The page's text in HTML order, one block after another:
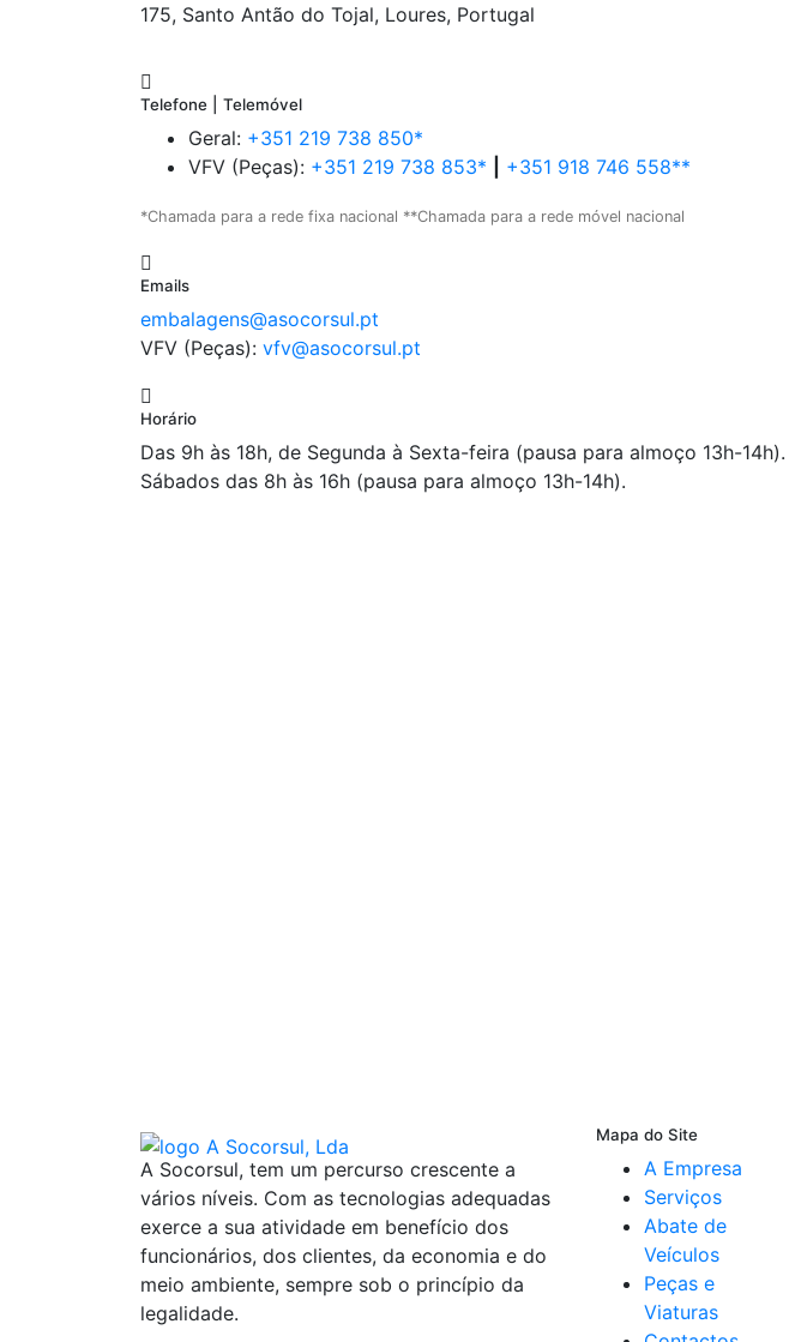
175, Santo Antão do Tojal, Loures, Portugal
Telefone | Telemóvel
Geral: +351 219 738 850*
VFV (Peças): +351 219 738 853* +351 918 746 558**
*Chamada para a rede fixa nacional **Chamada para a rede móvel nacional
Emails
embalagens@asocorsul.pt
VFV (Peças): vfv@asocorsul.pt
Horário
Das 9h às 18h, de Segunda à Sexta-feira (pausa para almoço 13h-14h).
Sábados das 8h às 16h (pausa para almoço 13h-14h).
A Socorsul, tem um percurso crescente a
vários níveis. Com as tecnologias adequadas
exerce a sua atividade em benefício dos
funcionários, dos clientes, da economia e do
meio ambiente, sempre sob o princípio da
legalidade.
Mapa do Site
A Empresa
Serviços
Abate de
Veículos
Peças e
Viaturas